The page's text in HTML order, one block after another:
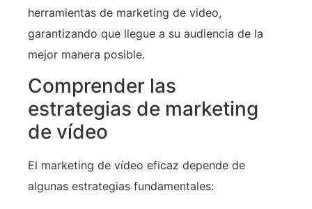
herramientas de marketing de video,
garantizando que llegue a su audiencia de la
mejor manera posible.
Comprender las
estrategias de marketing
de vídeo
El marketing de vídeo eficaz depende de
algunas estrategias fundamentales: